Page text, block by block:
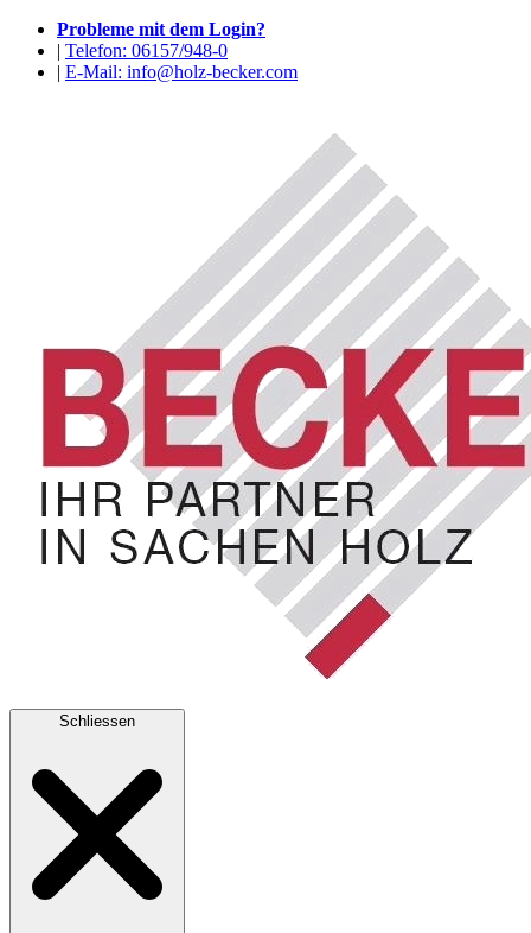
Probleme mit dem Login?
| Telefon: 06157/948-0
| E-Mail: info@holz-becker.com
Schliessen